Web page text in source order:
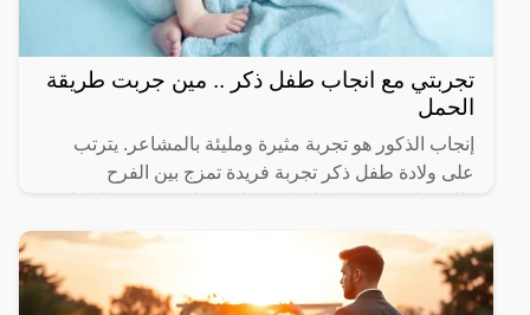
تجربتي مع انجاب طفل ذكر .. مين جربت طريقة
الحمل
إنجاب الذكور هو تجربة مثيرة ومليئة بالمشاعر. يترتب
على ولادة طفل ذكر تجربة فريدة تمزج بين الفرح
يبدأ التخيل